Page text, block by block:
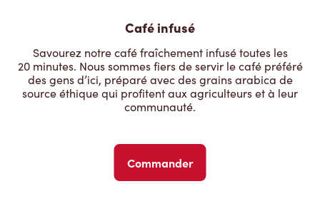
Café infusé
Savourez notre café fraîchement infusé toutes les
20 minutes. Nous sommes fiers de servir le café préféré
des gens d’ici, préparé avec des grains arabica de
source éthique qui profitent aux agriculteurs et à leur
communauté.
Commander